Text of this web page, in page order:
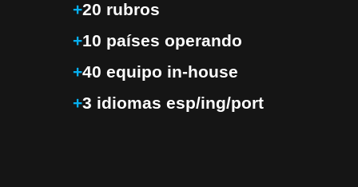
+20 rubros
+10 países operando
+40 equipo in-house
+3 idiomas esp/ing/port